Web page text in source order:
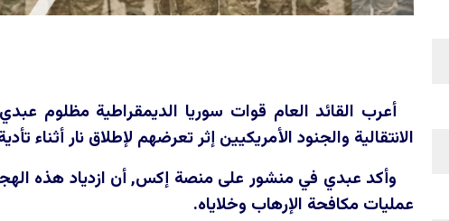
أعرب القائد العام قوات سوريا الديمقراطية مظلوم
الانتقالية والجنود الأمريكيين إثر تعرضهم لإطلاق نار أثناء
وأكد عبدي في منشور على منصة إكس, أن ازدياد هذه
عمليات مكافحة الإرهاب وخلاياه.